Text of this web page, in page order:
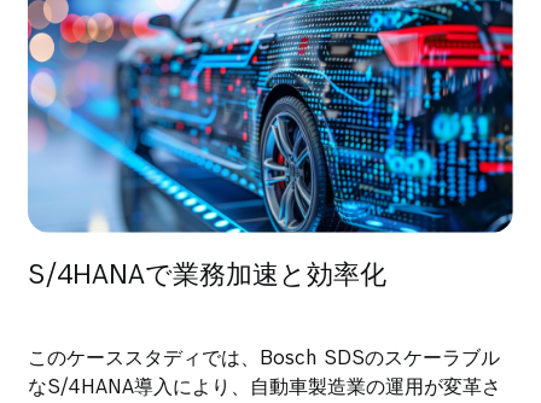
S/4HANAで業務加速と効率化
このケーススタディでは、Bosch SDSのスケーラブル
なS/4HANA導入により、自動車製造業の運用が変革さ